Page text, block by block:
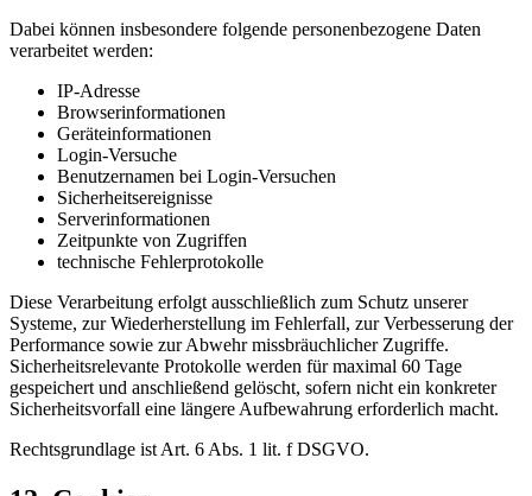
Dabei können insbesondere folgende personenbezogene Daten
verarbeitet werden:
IP-Adresse
Browserinformationen
Geräteinformationen
Login-Versuche
Benutzernamen bei Login-Versuchen
Sicherheitsereignisse
Serverinformationen
Zeitpunkte von Zugriffen
technische Fehlerprotokolle
Diese Verarbeitung erfolgt ausschließlich zum Schutz unserer
Systeme, zur Wiederherstellung im Fehlerfall, zur Verbesserung der
Performance sowie zur Abwehr missbräuchlicher Zugriffe.
Sicherheitsrelevante Protokolle werden für maximal 60 Tage
gespeichert und anschließend gelöscht, sofern nicht ein konkreter
Sicherheitsvorfall eine längere Aufbewahrung erforderlich macht.
Rechtsgrundlage ist Art. 6 Abs. 1 lit. f DSGVO.